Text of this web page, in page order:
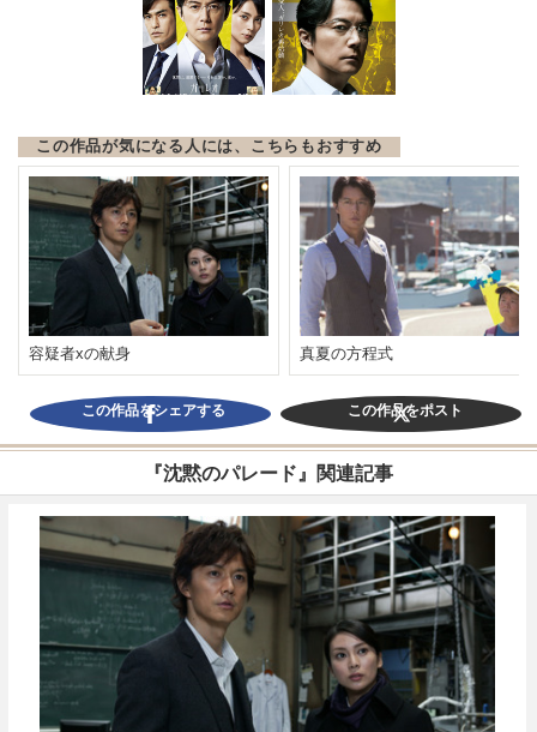
この作品が気になる人には、こちらもおすすめ
容疑者xの献身 真夏の方程式
この作品をシェアする この作品をポスト
『沈黙のパレード』関連記事